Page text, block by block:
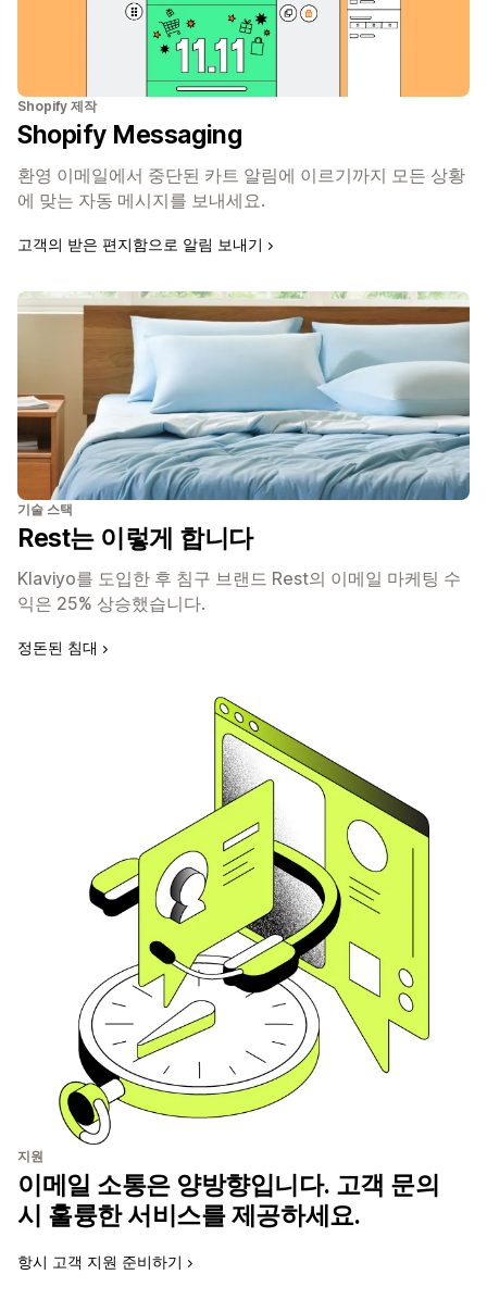
Shopify 제작
Shopify Messaging
환영 이메일에서 중단된 카트 알림에 이르기까지 모든 상황
에 맞는 자동 메시지를 보내세요.
고객의 받은 편지함으로 알림 보내기
기술 스택
Rest는 이렇게 합니다
Klaviyo를 도입한 후 침구 브랜드 Rest의 이메일 마케팅 수
익은 25% 상승했습니다.
정돈된 침대
지원
이메일 소통은 양방향입니다. 고객 문의
시 훌륭한 서비스를 제공하세요.
항시 고객 지원 준비하기